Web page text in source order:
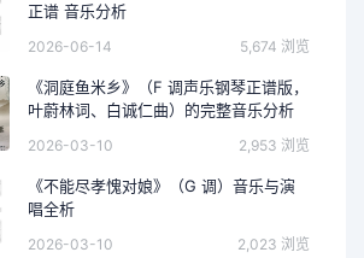
正谱 音乐分析
2026-06-14 5,674 浏览
《洞庭鱼米乡》（F 调声乐钢琴正谱版，
叶蔚林词、白诚仁曲）的完整音乐分析
2026-03-10 2,953 浏览
《不能尽孝愧对娘》（G 调）音乐与演
唱全析
2026-03-10 2,023 浏览